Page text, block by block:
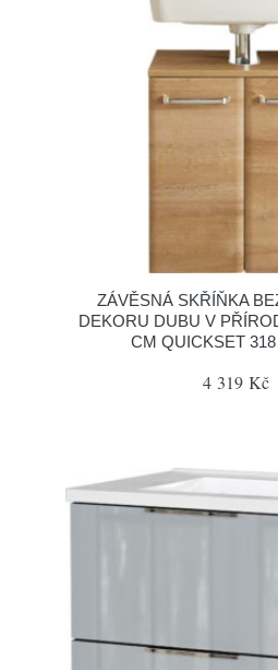
ZÁVĚSNÁ SKŘÍŇKA
DEKORU DUBU V
CM QUICKSET
4 319 Kč